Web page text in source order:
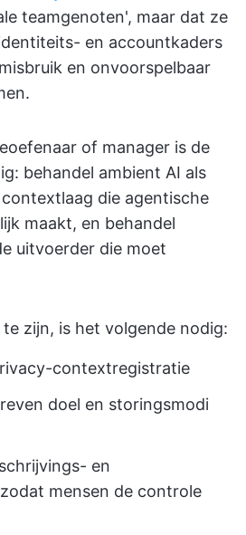
teamgenoten', maar dat ze
en accountkaders
en onvoorspelbaar
of manager is de
behandel ambient AI als
die agentische
maakt, en behandel
uitvoerder die moet
zijn, is het volgende nodig:
contextregistratie
doel en storingsmodi
en
mensen de controle